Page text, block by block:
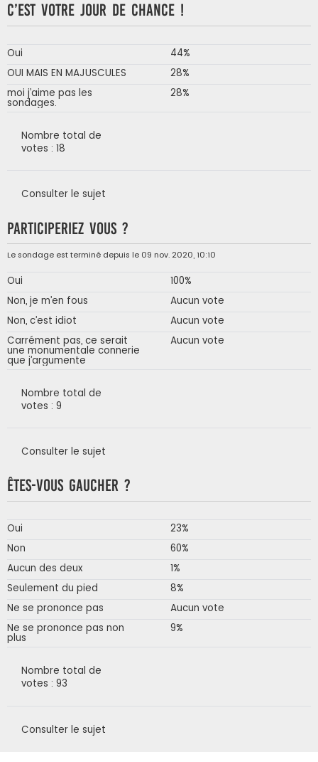
C’est votre jour de chance !
Oui
44%
OUI MAIS EN MAJUSCULES
28%
moi j’aime pas les
sondages.
28%
Nombre total de
votes : 18
Consulter le sujet
Participeriez vous ?
Le sondage est terminé depuis le 09 nov. 2020, 10:10
Oui
100%
Non, je m’en fous
Aucun vote
Non, c’est idiot
Aucun vote
Carrément pas, ce serait
une monumentale connerie
que j’argumente
Aucun vote
Nombre total de
votes : 9
Consulter le sujet
Êtes-vous gaucher ?
Oui
23%
Non
60%
Aucun des deux
1%
Seulement du pied
8%
Ne se prononce pas
Aucun vote
Ne se prononce pas non
plus
9%
Nombre total de
votes : 93
Consulter le sujet